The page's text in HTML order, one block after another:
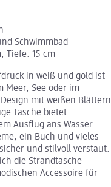
Schwimmbad
Tiefe: 15 cm
in weiß und gold ist
Meer, See oder im
mit weißen Blättern
Tasche bietet
Ausflug ans Wasser
ein Buch und vieles
und stilvoll verstaut.
die Strandtasche
Accessoire für